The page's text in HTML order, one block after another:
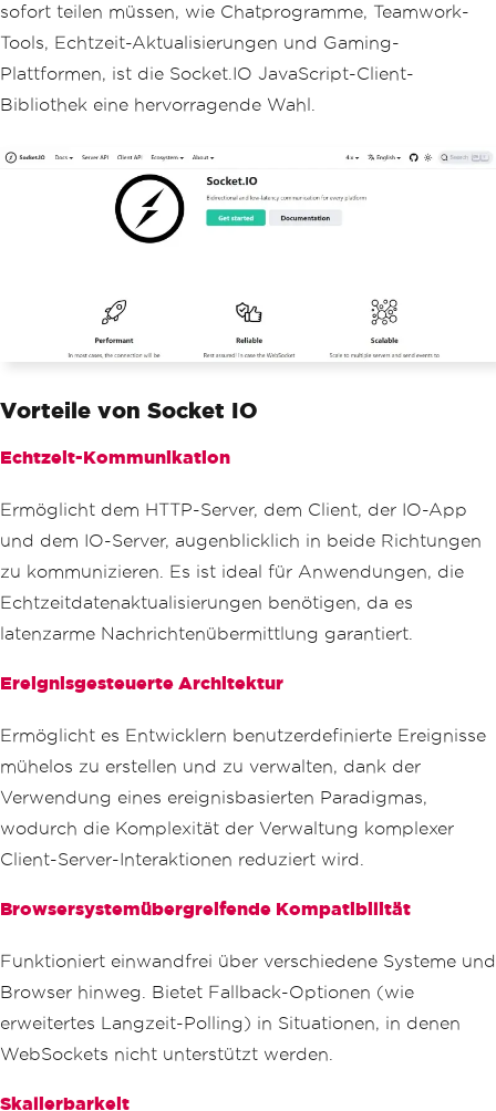
sofort teilen müssen, wie Chatprogramme, Teamwork-
Tools, Echtzeit-Aktualisierungen und Gaming-
Plattformen, ist die Socket.IO JavaScript-Client-
Bibliothek eine hervorragende Wahl.
Vorteile von Socket IO
Echtzeit-Kommunikation
Ermöglicht dem HTTP-Server, dem Client, der IO-App
und dem IO-Server, augenblicklich in beide Richtungen
zu kommunizieren. Es ist ideal für Anwendungen, die
Echtzeitdatenaktualisierungen benötigen, da es
latenzarme Nachrichtenübermittlung garantiert.
Ereignisgesteuerte Architektur
Ermöglicht es Entwicklern benutzerdefinierte Ereignisse
mühelos zu erstellen und zu verwalten, dank der
Verwendung eines ereignisbasierten Paradigmas,
wodurch die Komplexität der Verwaltung komplexer
Client-Server-Interaktionen reduziert wird.
Browsersystemübergreifende Kompatibilität
Funktioniert einwandfrei über verschiedene Systeme und
Browser hinweg. Bietet Fallback-Optionen (wie
erweitertes Langzeit-Polling) in Situationen, in denen
WebSockets nicht unterstützt werden.
Skalierbarkeit